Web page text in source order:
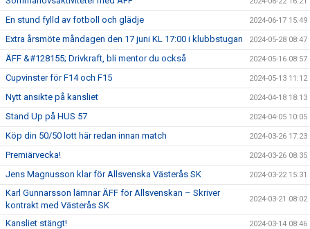
En stund fylld av fotboll och glädje 2024-06-17 15:49
Extra årsmöte måndagen den 17 juni KL 17:00 i klubbstugan 2024-05-28 08:47
ÄFF &#128155; Drivkraft, bli mentor du också 2024-05-16 08:57
Cupvinster för F14 och F15 2024-05-13 11:12
Nytt ansikte på kansliet 2024-04-18 18:13
Stand Up på HUS 57 2024-04-05 10:05
Köp din 50/50 lott här redan innan match 2024-03-26 17:23
Premiärvecka! 2024-03-26 08:35
Jens Magnusson klar för Allsvenska Västerås SK 2024-03-22 15:31
Karl Gunnarsson lämnar ÄFF för Allsvenskan – Skriver
kontrakt med Västerås SK
2024-03-21 08:02
Kansliet stängt! 2024-03-14 08:46